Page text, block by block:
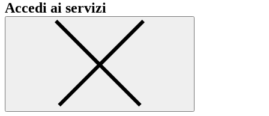
Accedi ai servizi